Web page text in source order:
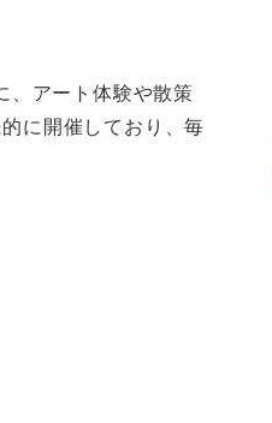
、アート体験や散策
に開催しており、毎